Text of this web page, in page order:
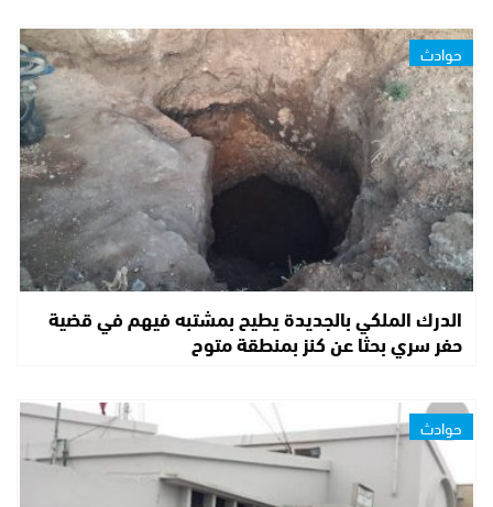
حوادث
الدرك الملكي بالجديدة يطيح بمشتبه فيهم في قضية
حفر سري بحثا عن كنز بمنطقة متوح
حوادث